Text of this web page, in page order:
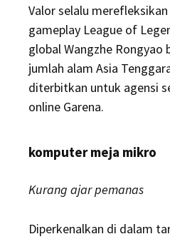
Valor selalu
gameplay League of
global Wangzhe Rongyao
jumlah alam Asia
diterbitkan untuk agensi
online Garena.
komputer meja mikro
Kurang ajar pemanas
Diperkenalkan di dalam